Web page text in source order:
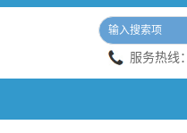
服务热线：